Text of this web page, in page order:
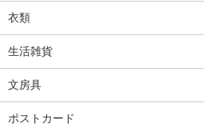
衣類
生活雑貨
文房具
ポストカード